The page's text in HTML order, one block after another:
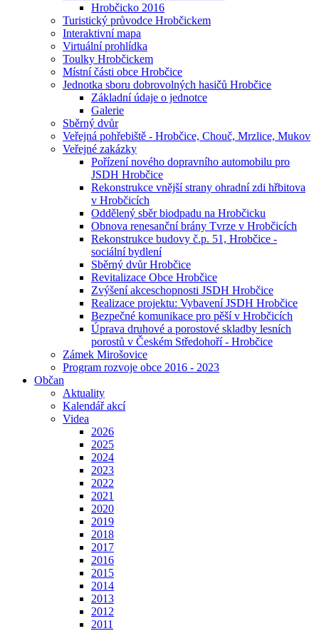
Hrobčicko 2016
Turistický průvodce Hrobčickem
Interaktivní mapa
Virtuální prohlídka
Toulky Hrobčickem
Místní části obce Hrobčice
Jednotka sboru dobrovolných hasičů Hrobčice
Základní údaje o jednotce
Galerie
Sběrný dvůr
Veřejná pohřebiště - Hrobčice, Chouč, Mrzlice, Mukov
Veřejné zakázky
Pořízení nového dopravního automobilu pro
JSDH Hrobčice
Rekonstrukce vnější strany ohradní zdi hřbitova
v Hrobčicích
Oddělený sběr biodpadu na Hrobčicku
Obnova renesanční brány Tvrze v Hrobčicích
Rekonstrukce budovy č.p. 51, Hrobčice -
sociální bydlení
Sběrný dvůr Hrobčice
Revitalizace Obce Hrobčice
Zvýšení akceschopnosti JSDH Hrobčice
Realizace projektu: Vybavení JSDH Hrobčice
Bezpečné komunikace pro pěší v Hrobčicích
Úprava druhové a porostové skladby lesních
porostů v Českém Středohoří - Hrobčice
Zámek Mirošovice
Program rozvoje obce 2016 - 2023
Občan
Aktuality
Kalendář akcí
Videa
2026
2025
2024
2023
2022
2021
2020
2019
2018
2017
2016
2015
2014
2013
2012
2011